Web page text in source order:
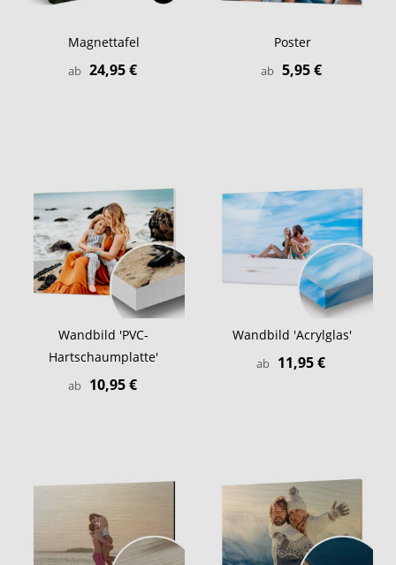
Magnettafel
ab 24,95 €
Poster
ab 5,95 €
Wandbild 'PVC-
Hartschaumplatte'
ab 10,95 €
Wandbild 'Acrylglas'
ab 11,95 €